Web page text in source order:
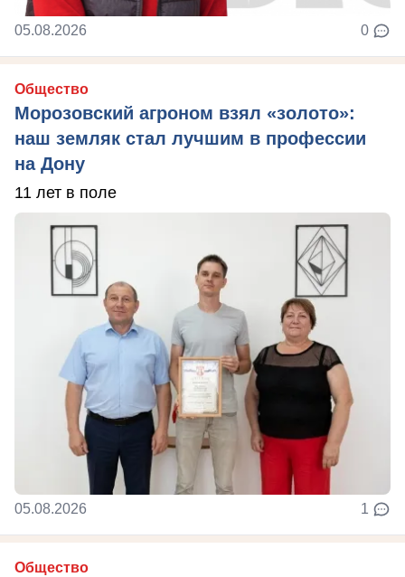
05.08.2026 0
Общество
Морозовский агроном взял «золото»:
наш земляк стал лучшим в профессии
на Дону
11 лет в поле
05.08.2026 1
Общество